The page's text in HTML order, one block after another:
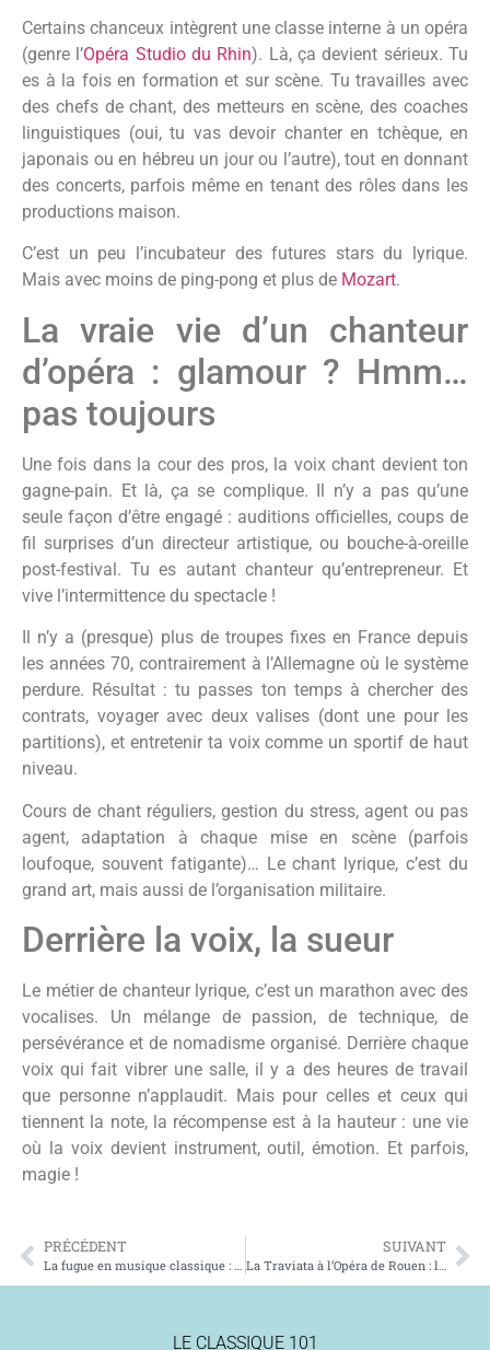
Certains chanceux intègrent une classe interne à un opéra
(genre l’Opéra Studio du Rhin). Là, ça devient sérieux. Tu
es à la fois en formation et sur scène. Tu travailles avec
des chefs de chant, des metteurs en scène, des coaches
linguistiques (oui, tu vas devoir chanter en tchèque, en
japonais ou en hébreu un jour ou l’autre), tout en donnant
des concerts, parfois même en tenant des rôles dans les
productions maison.
C’est un peu l’incubateur des futures stars du lyrique.
Mais avec moins de ping-pong et plus de Mozart.
La vraie vie d’un chanteur
d’opéra : glamour ? Hmm…
pas toujours
Une fois dans la cour des pros, la voix chant devient ton
gagne-pain. Et là, ça se complique. Il n’y a pas qu’une
seule façon d’être engagé : auditions officielles, coups de
fil surprises d’un directeur artistique, ou bouche-à-oreille
post-festival. Tu es autant chanteur qu’entrepreneur. Et
vive l’intermittence du spectacle !
Il n’y a (presque) plus de troupes fixes en France depuis
les années 70, contrairement à l’Allemagne où le système
perdure. Résultat : tu passes ton temps à chercher des
contrats, voyager avec deux valises (dont une pour les
partitions), et entretenir ta voix comme un sportif de haut
niveau.
Cours de chant réguliers, gestion du stress, agent ou pas
agent, adaptation à chaque mise en scène (parfois
loufoque, souvent fatigante)… Le chant lyrique, c’est du
grand art, mais aussi de l’organisation militaire.
Derrière la voix, la sueur
Le métier de chanteur lyrique, c’est un marathon avec des
vocalises. Un mélange de passion, de technique, de
persévérance et de nomadisme organisé. Derrière chaque
voix qui fait vibrer une salle, il y a des heures de travail
que personne n’applaudit. Mais pour celles et ceux qui
tiennent la note, la récompense est à la hauteur : une vie
où la voix devient instrument, outil, émotion. Et parfois,
magie !
PRÉCÉDENT
La fugue en musique classique : ce casse-tête génial qui fait tourner les têtes
SUIVANT
La Traviata à l’Opéra de Rouen : le grand retour d’un opéra cultissime !
LE CLASSIQUE 101